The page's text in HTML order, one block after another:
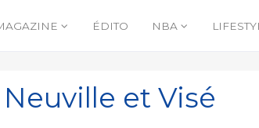
ÉDITO NBA
et Visé